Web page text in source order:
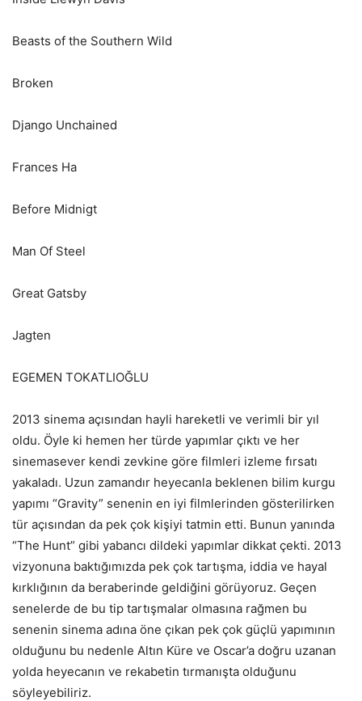
Beasts of the Southern Wild
Broken
Django Unchained
Frances Ha
Before Midnigt
Man Of Steel
Great Gatsby
Jagten
EGEMEN TOKATLIOĞLU
2013 sinema açısından hayli hareketli ve verimli bir yıl
oldu. Öyle ki hemen her türde yapımlar çıktı ve her
sinemasever kendi zevkine göre filmleri izleme fırsatı
yakaladı. Uzun zamandır heyecanla beklenen bilim kurgu
yapımı “Gravity” senenin en iyi filmlerinden gösterilirken
tür açısından da pek çok kişiyi tatmin etti. Bunun yanında
“The Hunt” gibi yabancı dildeki yapımlar dikkat çekti. 2013
vizyonuna baktığımızda pek çok tartışma, iddia ve hayal
kırklığının da beraberinde geldiğini görüyoruz. Geçen
senelerde de bu tip tartışmalar olmasına rağmen bu
senenin sinema adına öne çıkan pek çok güçlü yapımının
olduğunu bu nedenle Altın Küre ve Oscar’a doğru uzanan
yolda heyecanın ve rekabetin tırmanışta olduğunu
söyleyebiliriz.